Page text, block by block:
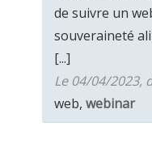
de suivre un
souveraineté
[...]
Le 04/04/2023,
web, webinar